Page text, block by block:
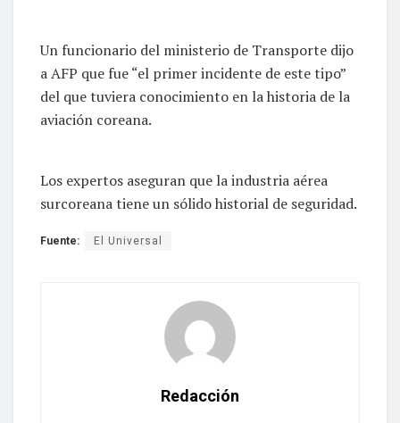
Un funcionario del ministerio de Transporte dijo
a AFP que fue “el primer incidente de este tipo”
del que tuviera conocimiento en la historia de la
aviación coreana.
Los expertos aseguran que la industria aérea
surcoreana tiene un sólido historial de seguridad.
Fuente: El Universal
Redacción